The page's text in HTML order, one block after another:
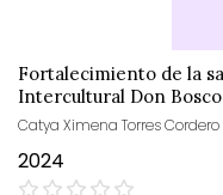
Fortalecimiento de la
Intercultural Don Bosco
Catya Ximena Torres Cordero
2024